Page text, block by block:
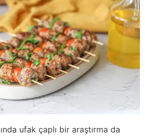
ufak çaplı bir araştırma da